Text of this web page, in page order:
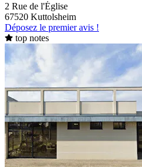
2 Rue de l'Église
67520 Kuttolsheim
Déposez le premier avis !
top notes